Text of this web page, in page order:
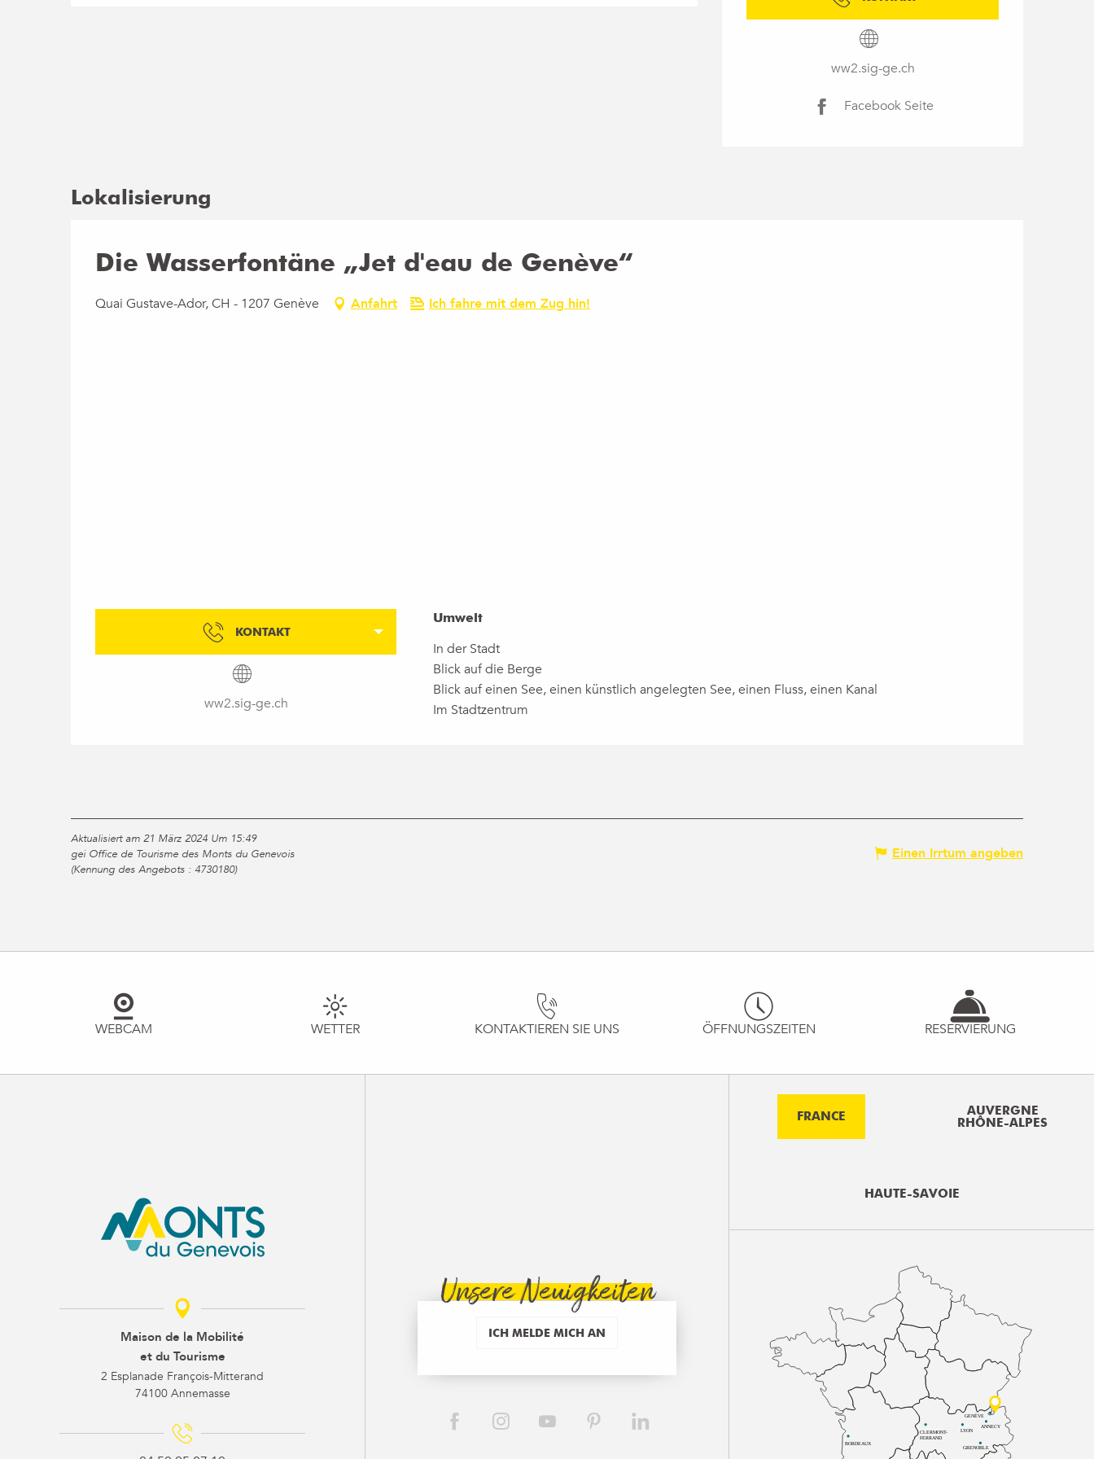
ww2.sig-ge.ch
Facebook Seite
Lokalisierung
Die Wasserfontäne „Jet d'eau de Genève“
Quai Gustave-Ador, CH - 1207 Genève Anfahrt Ich fahre mit dem Zug hin!
KONTAKT
ww2.sig-ge.ch
Umwelt
Umwelt
In der Stadt
Blick auf die Berge
Blick auf einen See, einen künstlich angelegten See, einen Fluss, einen Kanal
Im Stadtzentrum
Aktualisiert am 21 März 2024 Um 15:49
gei Office de Tourisme des Monts du Genevois
(Kennung des Angebots : 4730180)
Einen Irrtum angeben
WEBCAM WETTER KONTAKTIEREN SIE UNS ÖFFNUNGSZEITEN RESERVIERUNG
Maison de la Mobilité
et du Tourisme
2 Esplanade François-Mitterand
74100 Annemasse
Unsere Neuigkeiten
ICH MELDE MICH AN
FRANCE
AUVERGNE
RHÔNE-ALPES
HAUTE-SAVOIE
BORDEAUX
CLERMONT-
FERRAND
LYON
ANNECY
GRENOBLE
GENÈVE